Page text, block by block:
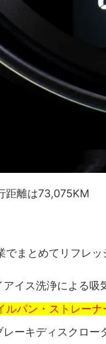
距離は73,075KM
でまとめてリフレッ
アイス洗浄による
ルパン・ストレー
レーキディスクロー